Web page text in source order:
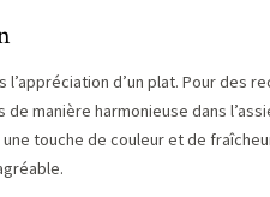
d’un plat. Pour des
manière harmonieuse dans
touche de couleur et de